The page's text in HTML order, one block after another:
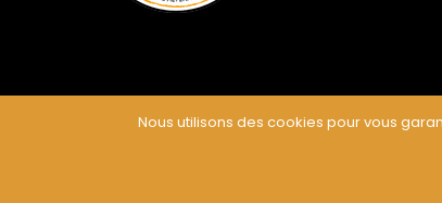
Nous utilisons des cookies pour vous